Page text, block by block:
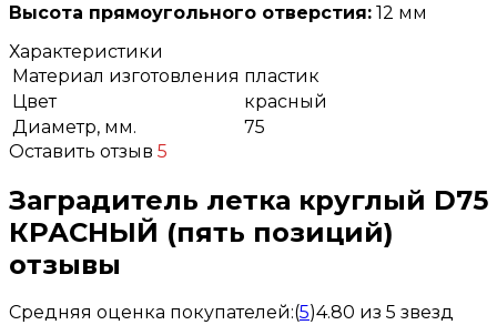
Высота прямоугольного отверстия: 12 мм
Характеристики
Материал изготовления пластик
Цвет
красный
Диаметр, мм.
75
Оставить отзыв 5
Заградитель летка круглый D75
КРАСНЫЙ (пять позиций)
отзывы
Средняя оценка покупателей:(5)4.80 из 5 звезд